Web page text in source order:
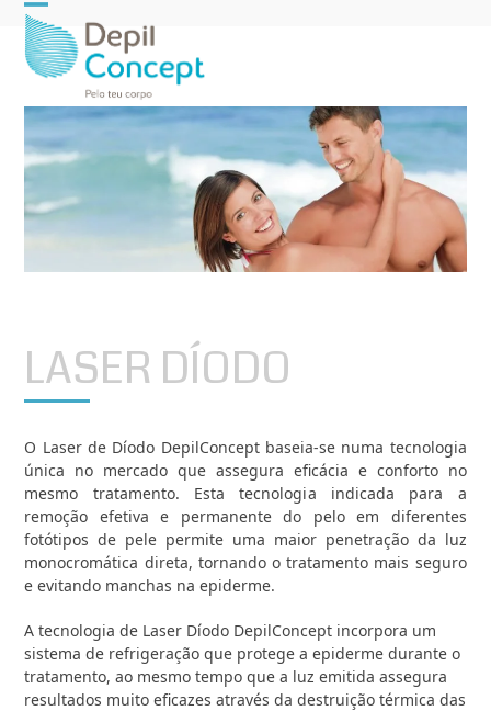
Open
mobile
menu
Close
mobile
menu
LASER DÍODO
O Laser de Díodo DepilConcept baseia-se numa tecnologia
única no mercado que assegura eficácia e conforto no
mesmo tratamento. Esta tecnologia indicada para a
remoção efetiva e permanente do pelo em diferentes
fotótipos de pele permite uma maior penetração da luz
monocromática direta, tornando o tratamento mais seguro
e evitando manchas na epiderme.
A tecnologia de Laser Díodo DepilConcept incorpora um
sistema de refrigeração que protege a epiderme durante o
tratamento, ao mesmo tempo que a luz emitida assegura
resultados muito eficazes através da destruição térmica das